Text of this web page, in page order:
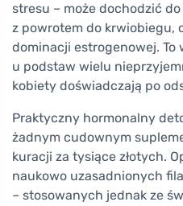
stresu – może dochodzić
z powrotem do krwiobiegu,
dominacji estrogenowej. To
u podstaw wielu
kobiety doświadczają po
Praktyczny hormonalny
żadnym cudownym
kuracji za tysiące złotych.
naukowo uzasadnionych
– stosowanych jednak ze